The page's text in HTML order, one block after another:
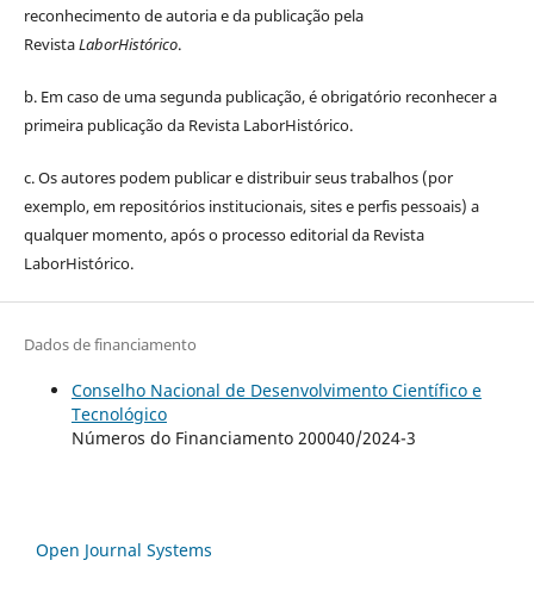
reconhecimento de autoria e da publicação pela
RevistaLaborHistórico.
b. Em caso de uma segunda publicação, é obrigatório reconhecer a
primeira publicação da Revista LaborHistórico.
c. Os autores podem publicar e distribuir seus trabalhos (por
exemplo, em repositórios institucionais, sites e perfis pessoais) a
qualquer momento, após o processo editorial da Revista
LaborHistórico.
Dados de financiamento
Conselho Nacional de Desenvolvimento Científico e
Tecnológico
Números do Financiamento 200040/2024-3
Open Journal Systems